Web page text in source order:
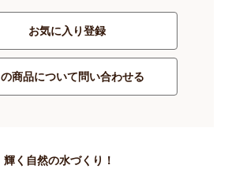
お気に入り登録
商品について問い合わせる
く自然の水づくり！